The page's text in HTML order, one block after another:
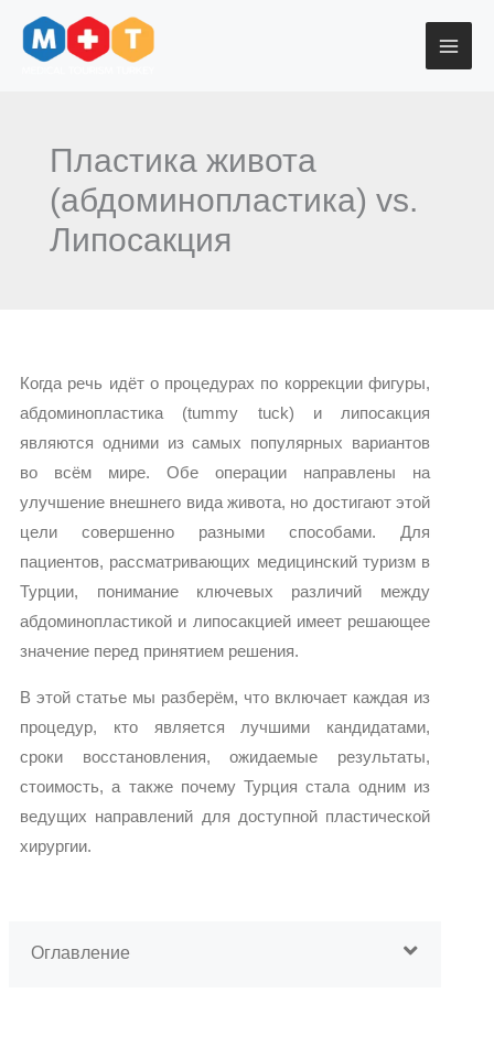
Перейти
Пластика живота
(абдоминопластика) vs.
Липосакция
Когда речь идёт о процедурах по коррекции фигуры,
абдоминопластика (tummy tuck) и липосакция
являются одними из самых популярных вариантов
во всём мире. Обе операции направлены на
улучшение внешнего вида живота, но достигают этой
цели совершенно разными способами. Для
пациентов, рассматривающих медицинский туризм в
Турции, понимание ключевых различий между
абдоминопластикой и липосакцией имеет решающее
значение перед принятием решения.
В этой статье мы разберём, что включает каждая из
процедур, кто является лучшими кандидатами,
сроки восстановления, ожидаемые результаты,
стоимость, а также почему Турция стала одним из
ведущих направлений для доступной пластической
хирургии.
Оглавление